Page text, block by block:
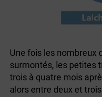
Une fois les nombreux
surmontés, les petites
trois à quatre mois
alors entre deux et